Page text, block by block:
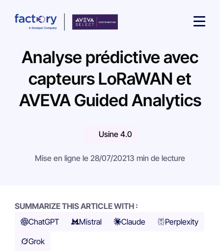
Analyse prédictive avec
capteurs LoRaWAN et
AVEVA Guided Analytics
Usine 4.0
Mise en ligne le 28/07/20213 min de lecture
SUMMARIZE THIS ARTICLE WITH :
ChatGPT
Mistral Claude
Perplexity
Grok